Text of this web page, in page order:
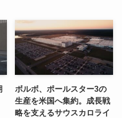
ボルボ、ポールスター3の
生産を米国へ集約。成長戦
略を支えるサウスカロライ